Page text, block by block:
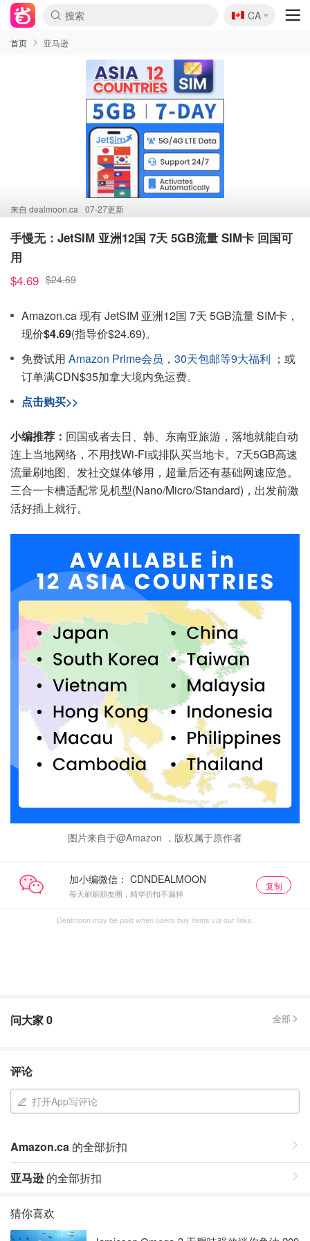
🇨🇦
CA
首页 亚马逊
来自 dealmoon.ca 07-27更新
手慢无：JetSIM 亚洲12国 7天 5GB流量 SIM卡 回国可
用
$4.69 $24.69
Amazon.ca 现有 JetSIM 亚洲12国 7天 5GB流量 SIM卡，
现价$4.69(指导价$24.69)。
免费试用 Amazon Prime会员 ， 30天包邮等9大福利 ；或
订单满CDN$35加拿大境内免运费。
点击购买>>
小编推荐： 回国或者去日、韩、东南亚旅游，落地就能自动
连上当地网络，不用找Wi-Fi或排队买当地卡。7天5GB高速
流量刷地图、发社交媒体够用，超量后还有基础网速应急。
三合一卡槽适配常见机型(Nano/Micro/Standard)，出发前激
活好插上就行。
图片来自于@Amazon ，版权属于原作者
加小编微信：
每天刷刷朋友圈，精华折扣不漏掉
复制
Dealmoon may be paid when users buy items via our links.
问大家0 全部
评论
打开App写评论
Amazon.ca 的全部折扣
亚马逊的全部折扣
猜你喜欢